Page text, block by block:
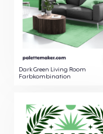
Dark Green Living Room
Farbkombination